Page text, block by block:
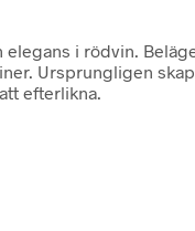
i rödvin.
Ursprungligen
efterlikna.